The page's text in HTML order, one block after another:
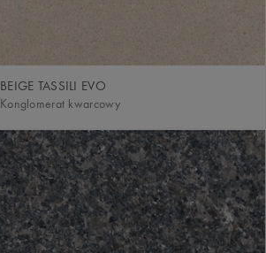
BEIGE TASSILI EVO
Konglomerat kwarcowy